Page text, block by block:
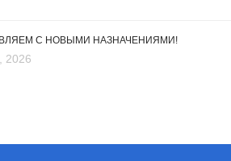
С НОВЫМИ НАЗНАЧЕНИЯМИ!
2026